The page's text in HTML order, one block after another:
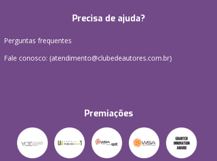
Precisa de ajuda?
Perguntas frequentes
Fale conosco: (atendimento@clubedeautores.com.br)
Premiações